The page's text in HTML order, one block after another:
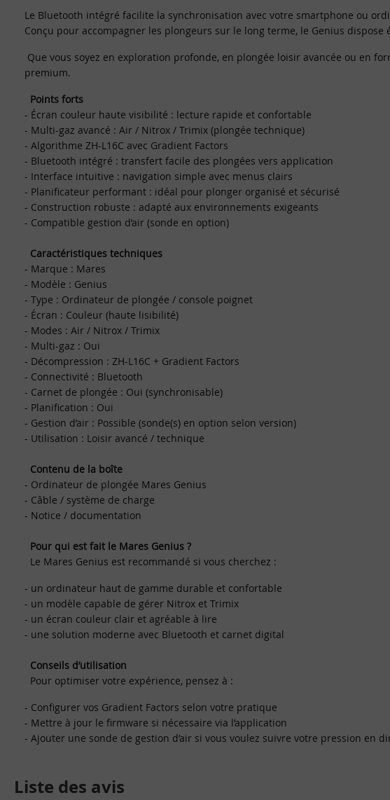
Le Bluetooth intégré facilite la synchronisation avec votre smartphone ou
Conçu pour accompagner les plongeurs sur le long terme, le Genius
Que vous soyez en exploration profonde, en plongée loisir avancée ou en
premium.
Points forts
- Écran couleur haute visibilité : lecture rapide et confortable
- Multi-gaz avancé : Air / Nitrox / Trimix (plongée technique)
- Algorithme ZH-L16C avec Gradient Factors
- Bluetooth intégré : transfert facile des plongées vers application
- Interface intuitive : navigation simple avec menus clairs
- Planificateur performant : idéal pour plonger organisé et sécurisé
- Construction robuste : adapté aux environnements exigeants
- Compatible gestion d’air (sonde en option)
Caractéristiques techniques
- Marque : Mares
- Modèle : Genius
- Type : Ordinateur de plongée / console poignet
- Écran : Couleur (haute lisibilité)
- Modes : Air / Nitrox / Trimix
- Multi-gaz : Oui
- Décompression : ZH-L16C + Gradient Factors
- Connectivité : Bluetooth
- Carnet de plongée : Oui (synchronisable)
- Planification : Oui
- Gestion d’air : Possible (sonde(s) en option selon version)
- Utilisation : Loisir avancé / technique
Contenu de la boîte
- Ordinateur de plongée Mares Genius
- Câble / système de charge
- Notice / documentation
Pour qui est fait le Mares Genius ?
Le Mares Genius est recommandé si vous cherchez :
- un ordinateur haut de gamme durable et confortable
- un modèle capable de gérer Nitrox et Trimix
- un écran couleur clair et agréable à lire
- une solution moderne avec Bluetooth et carnet digital
Conseils d’utilisation
Pour optimiser votre expérience, pensez à :
- Configurer vos Gradient Factors selon votre pratique
- Mettre à jour le firmware si nécessaire via l’application
- Ajouter une sonde de gestion d’air si vous voulez suivre votre pression en
Liste des avis